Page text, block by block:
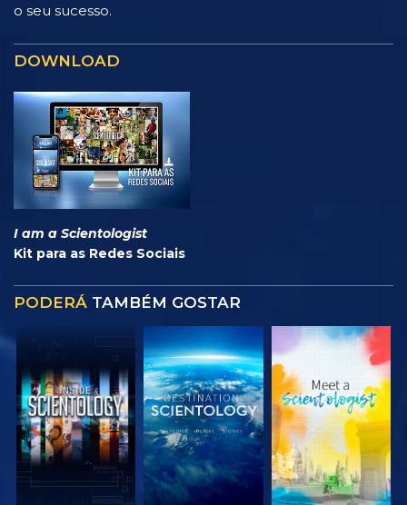
o seu sucesso.
DOWNLOAD
I am a Scientologist
Kit para as Redes Sociais
PODERÁ TAMBÉM GOSTAR